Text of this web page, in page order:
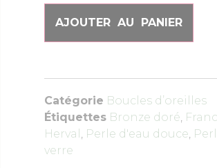
AJOUTER AU PANIER
Catégorie Boucles d’oreilles
Étiquettes Bronze doré,
Herval , Perle d'eau douce,
verre